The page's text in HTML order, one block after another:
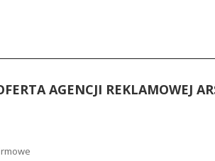
AGENCJI REKLAMOWEJ